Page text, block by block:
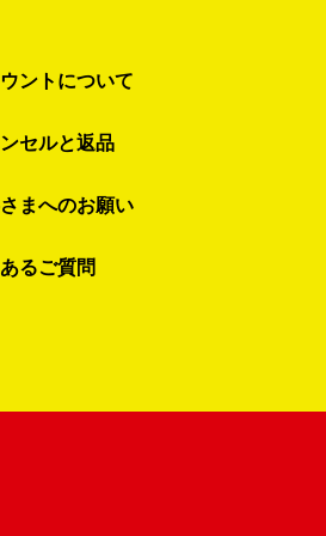
ントについて
セルと返品
まへのお願い
るご質問